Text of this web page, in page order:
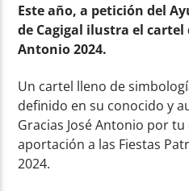
Este año, a petición del
de Cagigal ilustra el cartel
Antonio 2024.
Un cartel lleno de
definido en su conocido y
Gracias José Antonio por
aportación a las Fiestas
2024.